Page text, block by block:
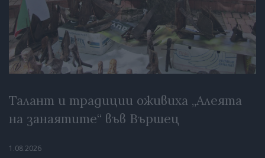
Талант и традиции оживиха „Алеята
на занаятите“ във Вършец
1.08.2026